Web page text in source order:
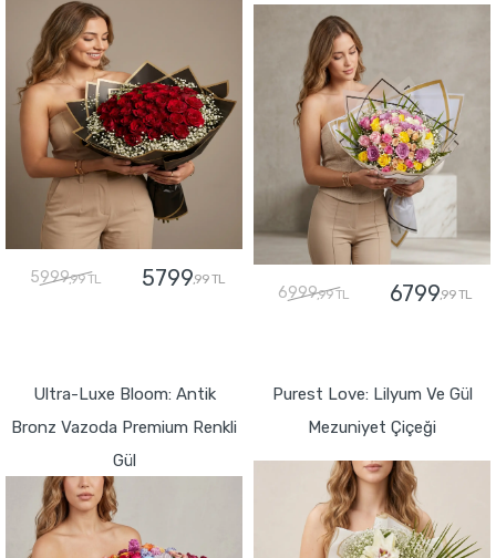
5999,99 TL 5799,99 TL
6999,99 TL 6799,99 TL
Ultra-Luxe Bloom: Antik
Bronz Vazoda Premium Renkli
Gül
Purest Love: Lilyum Ve Gül
Mezuniyet Çiçeği